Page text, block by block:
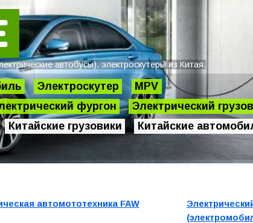
автобусы), электроскутеры из Китая.
Электроскутер
MPV
фургон
Электрический
Китайские грузовики
Китайские
автомототехника FAW